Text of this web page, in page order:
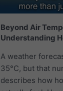
Beyond Air
Understanding
A weather
35°C, but that
describes how